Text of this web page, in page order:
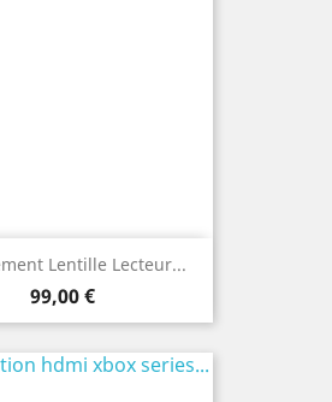
Lentille Lecteur...
Prix
99,00 €